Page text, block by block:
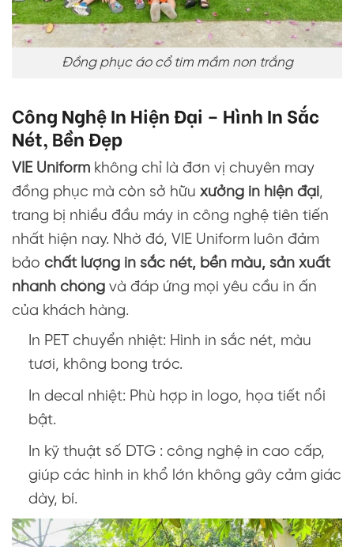
Đồng phục áo cổ tim mầm non trắng
Công Nghệ In Hiện Đại – Hình In Sắc
Nét, Bền Đẹp
VIE Uniform không chỉ là đơn vị chuyên may
đồng phục mà còn sở hữu xưởng in hiện đại,
trang bị nhiều đầu máy in công nghệ tiên tiến
nhất hiện nay. Nhờ đó, VIE Uniform luôn đảm
bảo chất lượng in sắc nét, bền màu, sản xuất
nhanh chóng và đáp ứng mọi yêu cầu in ấn
của khách hàng.
In PET chuyển nhiệt: Hình in sắc nét, màu
tươi, không bong tróc.
In decal nhiệt: Phù hợp in logo, họa tiết nổi
bật.
In kỹ thuật số DTG : công nghệ in cao cấp,
giúp các hình in khổ lớn không gây cảm giác
dày, bí.